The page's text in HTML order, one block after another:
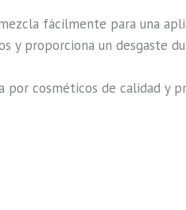
fácilmente para una
y proporciona un desgaste
por cosméticos de calidad y